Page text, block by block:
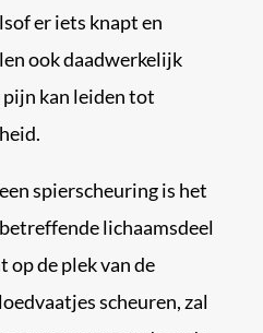
er iets knapt en
ook daadwerkelijk
pijn kan leiden tot
spierscheuring is het
lichaamsdeel
op de plek van de
scheuren, zal